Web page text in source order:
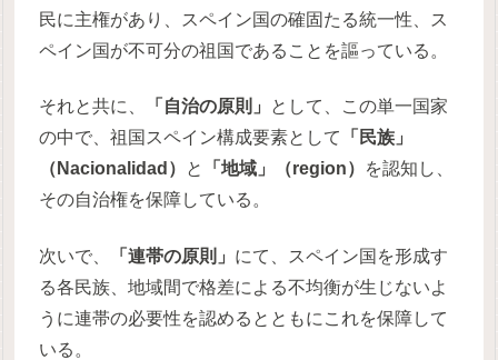
民に主権があり、スペイン国の確固たる統一性、ス
ペイン国が不可分の祖国であることを謳っている。
それと共に、 「自治の原則」
として、この単一国家
の中で、祖国スペイン構成要素として
「民族」
（Nacionalidad）
と 「地域」（region）
を認知し、
その自治権を保障している。
次いで、 「連帯の原則」 にて、スペイン国を形成す
る各民族、地域間で格差による不均衡が生じないよ
うに連帯の必要性を認めるとともにこれを保障して
いる。